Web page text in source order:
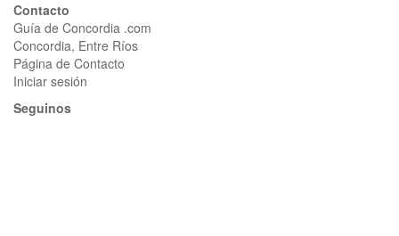
Contacto
Guía de Concordia .com
Concordia, Entre Ríos
Página de Contacto
Iniciar sesión
Seguinos